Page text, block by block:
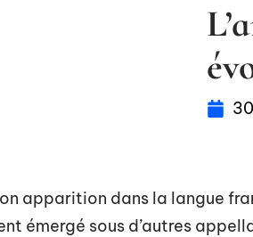
apparition dans la langue
émergé sous d’autres